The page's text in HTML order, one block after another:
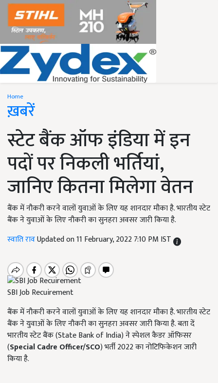
Home
ख़बरें
स्टेट बैंक ऑफ इंडिया में इन
पदों पर निकली भर्तियां,
जानिए कितना मिलेगा वेतन
बैंक में नौकरी करने वालों युवाओं के लिए यह शानदार मौका है. भारतीय स्टेट
बैंक ने युवाओं के लिए नौकरी का सुनहरा अवसर जारी किया है.
स्वाति रावUpdated on 11 February, 2022 7:10 PM IST
SBI Job Recuirement
बैंक में नौकरी करने वालों युवाओं के लिए यह शानदार मौका है. भारतीय स्टेट
बैंक ने युवाओं के लिए नौकरी का सुनहरा अवसर जारी किया है. बता दें
भारतीय स्टेट बैंक (State Bank of India) ने स्पेशल कैडर ऑफिसर
(Special Cadre Officer/SCO) भर्ती 2022 का नोटिफिकेशन जारी
किया है.